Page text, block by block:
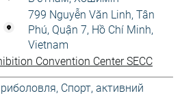
799 Nguyễn Văn Linh, Tân
Phú, Quận 7, Hồ Chí Minh,
Vietnam
Convention Center SECC
, Спорт, активний